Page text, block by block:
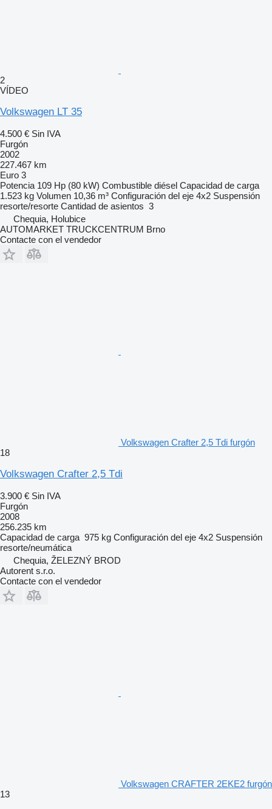
2
VÍDEO
Volkswagen LT 35
4.500 € Sin IVA
Furgón
2002
227.467 km
Euro 3
Potencia 109 Hp (80 kW) Combustible diésel Capacidad de carga
1.523 kg Volumen 10,36 m³ Configuración del eje 4x2 Suspensión
resorte/resorte Cantidad de asientos 3
Chequia, Holubice
AUTOMARKET TRUCKCENTRUM Brno
Contacte con el vendedor
Volkswagen Crafter 2,5 Tdi furgón
18
Volkswagen Crafter 2,5 Tdi
3.900 € Sin IVA
Furgón
2008
256.235 km
Capacidad de carga 975 kg Configuración del eje 4x2 Suspensión
resorte/neumática
Chequia, ŽELEZNÝ BROD
Autorent s.r.o.
Contacte con el vendedor
Volkswagen CRAFTER 2EKE2 furgón
13